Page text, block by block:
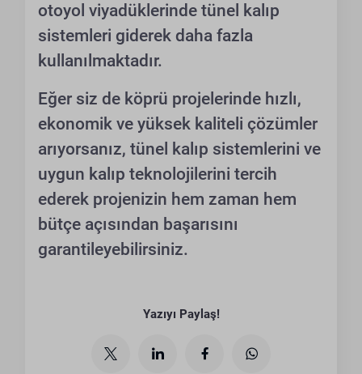
otoyol viyadüklerinde tünel kalıp
sistemleri giderek daha fazla
kullanılmaktadır.
Eğer siz de köprü projelerinde hızlı,
ekonomik ve yüksek kaliteli çözümler
arıyorsanız, tünel kalıp sistemlerini ve
uygun kalıp teknolojilerini tercih
ederek projenizin hem zaman hem
bütçe açısından başarısını
garantileyebilirsiniz.
Yazıyı Paylaş!